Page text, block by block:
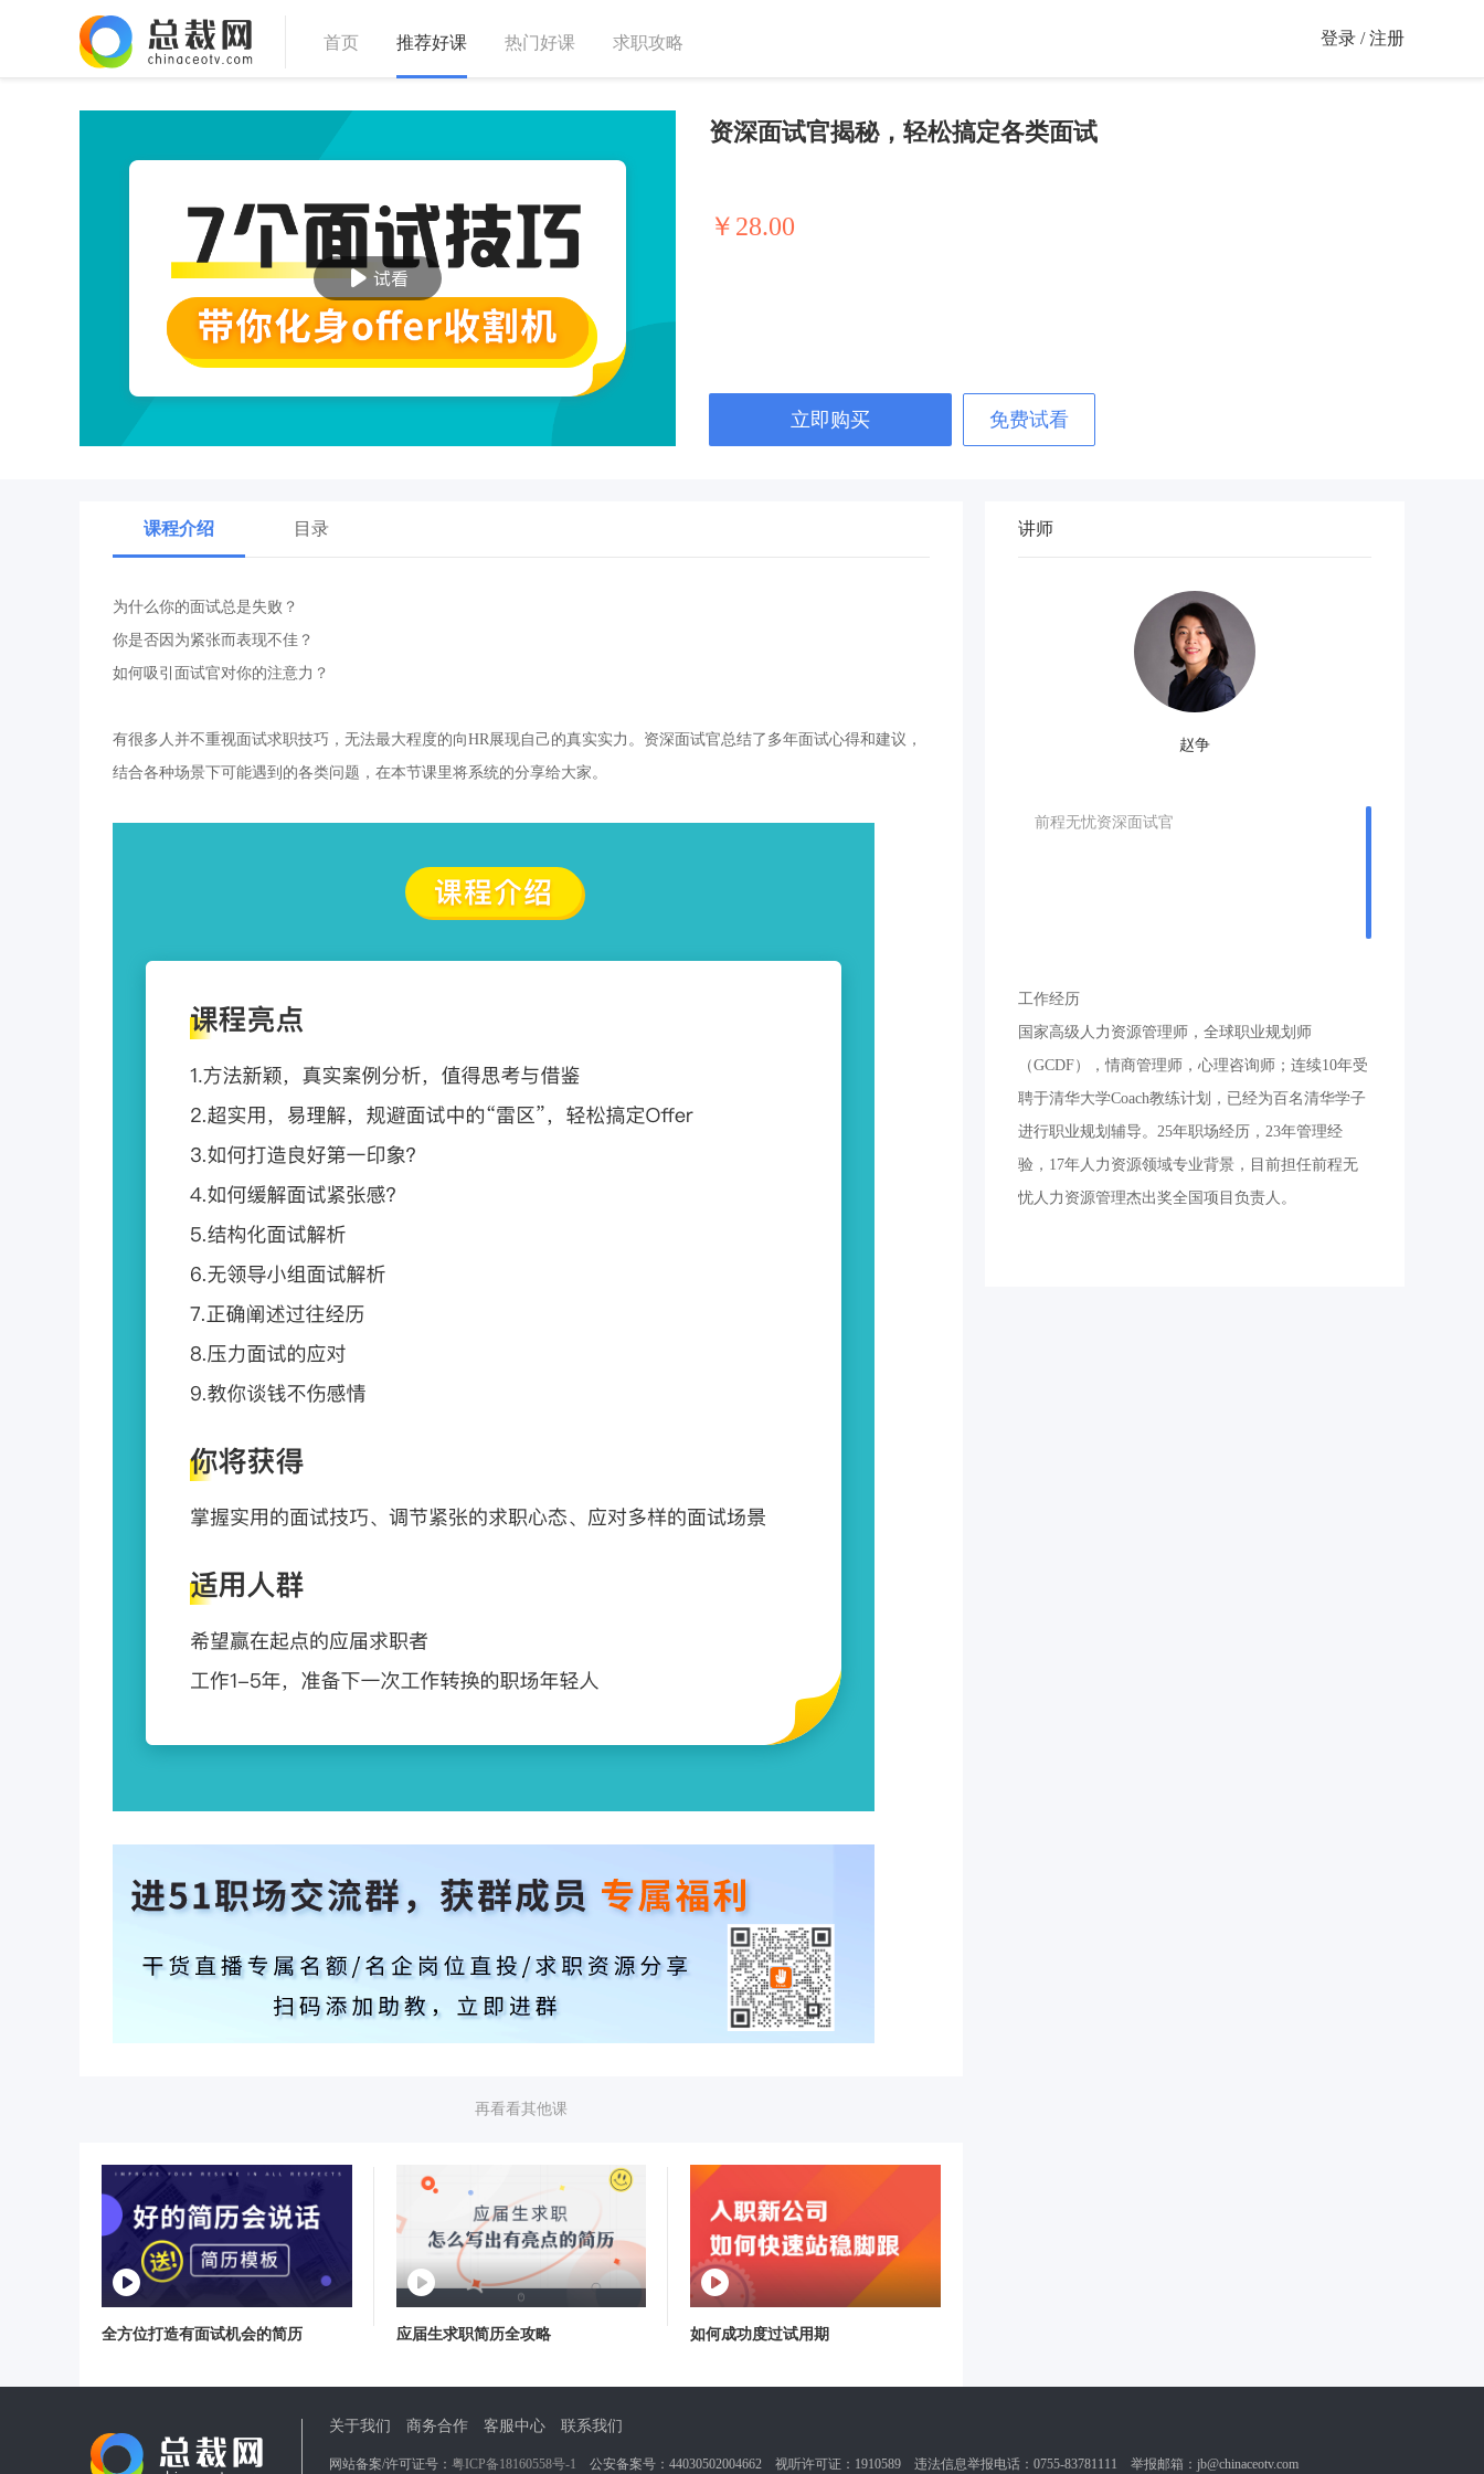
首页 推荐好课 热门好课 求职攻略 登录 / 注册
资深面试官揭秘，轻松搞定各类面试
￥28.00
立即购买 免费试看
课程介绍 目录
为什么你的面试总是失败？
你是否因为紧张而表现不佳？
如何吸引面试官对你的注意力？
有很多人并不重视面试求职技巧，无法最大程度的向HR展现自己的真实实力。资深面试官总结了多年面试心得和建议，
结合各种场景下可能遇到的各类问题，在本节课里将系统的分享给大家。
再看看其他课
全方位打造有面试机会的简历 应届生求职简历全攻略 如何成功度过试用期
讲师
赵争
前程无忧资深面试官
工作经历
国家高级人力资源管理师，全球职业规划师
（GCDF），情商管理师，心理咨询师；连续10年受
聘于清华大学Coach教练计划，已经为百名清华学子
进行职业规划辅导。25年职场经历，23年管理经
验，17年人力资源领域专业背景，目前担任前程无
忧人力资源管理杰出奖全国项目负责人。
关于我们 商务合作 客服中心 联系我们
网站备案/许可证号： 粤ICP备18160558号-1 公安备案号： 44030502004662 视听许可证： 1910589 违法信息举报电话：0755-83781111 举报邮箱： jb@chinaceotv.com